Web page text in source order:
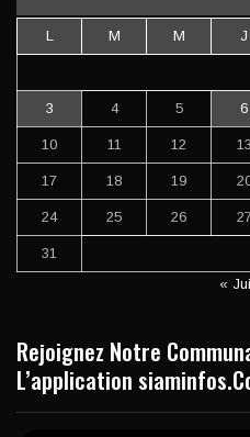
L M M J
3 4 5 6
10 11 12 13
17 18 19
24 25 26
31
«
Rejoignez Notre
L’application